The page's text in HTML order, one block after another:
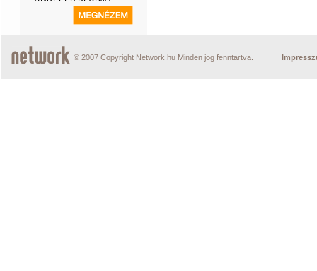
© 2007 Copyright Network.hu Minden jog fenntartva.